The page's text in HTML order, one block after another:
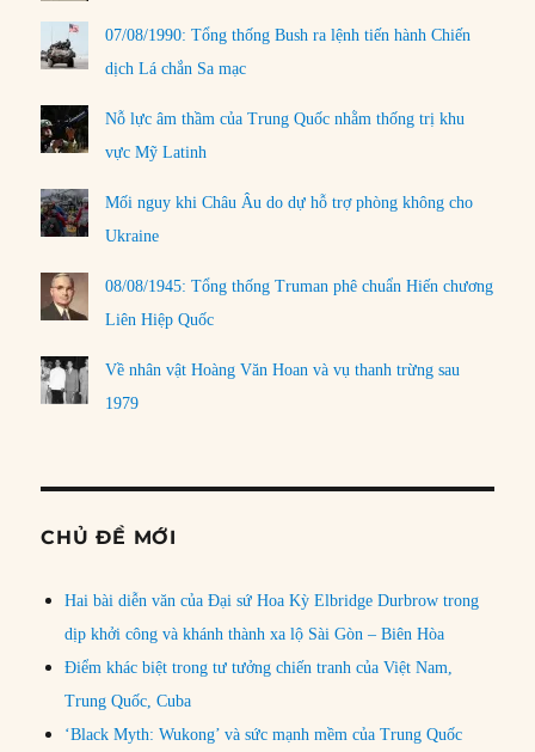
07/08/1990: Tổng thống Bush ra lệnh tiến hành Chiến
dịch Lá chắn Sa mạc
Nỗ lực âm thầm của Trung Quốc nhằm thống trị khu
vực Mỹ Latinh
Mối nguy khi Châu Âu do dự hỗ trợ phòng không cho
Ukraine
08/08/1945: Tổng thống Truman phê chuẩn Hiến chương
Liên Hiệp Quốc
Về nhân vật Hoàng Văn Hoan và vụ thanh trừng sau
1979
CHỦ ĐỀ MỚI
Hai bài diễn văn của Đại sứ Hoa Kỳ Elbridge Durbrow trong
dịp khởi công và khánh thành xa lộ Sài Gòn – Biên Hòa
Điểm khác biệt trong tư tưởng chiến tranh của Việt Nam,
Trung Quốc, Cuba
‘Black Myth: Wukong’ và sức mạnh mềm của Trung Quốc